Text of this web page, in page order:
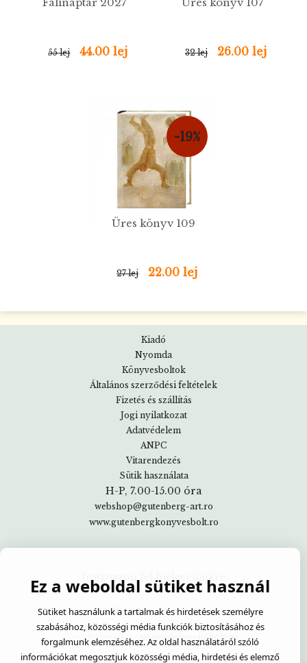
55 lej 44.00 lej 32 lej 26.00 lej
-19%
Üres könyv 109
27 lej 22.00 lej
Kiadó
Nyomda
Könyvesboltok
Általános szerződési feltételek
Fizetés és szállítás
Jogi nyilatkozat
Adatvédelem
ANPC
Vitarendezés
Sütik használata
H-P, 7.00-15.00 óra
webshop@gutenberg-art.ro
www.gutenbergkonyvesbolt.ro
Egyetértek: Adatvédelmi tájékoztató
Ez a weboldal sütiket használ
Sütiket használunk a tartalmak és hirdetések személyre
szabásához, közösségi média funkciók biztosításához és
forgalmunk elemzéséhez. Az oldal használatáról szóló
információkat megosztjuk közösségi média, hirdetési és elemző